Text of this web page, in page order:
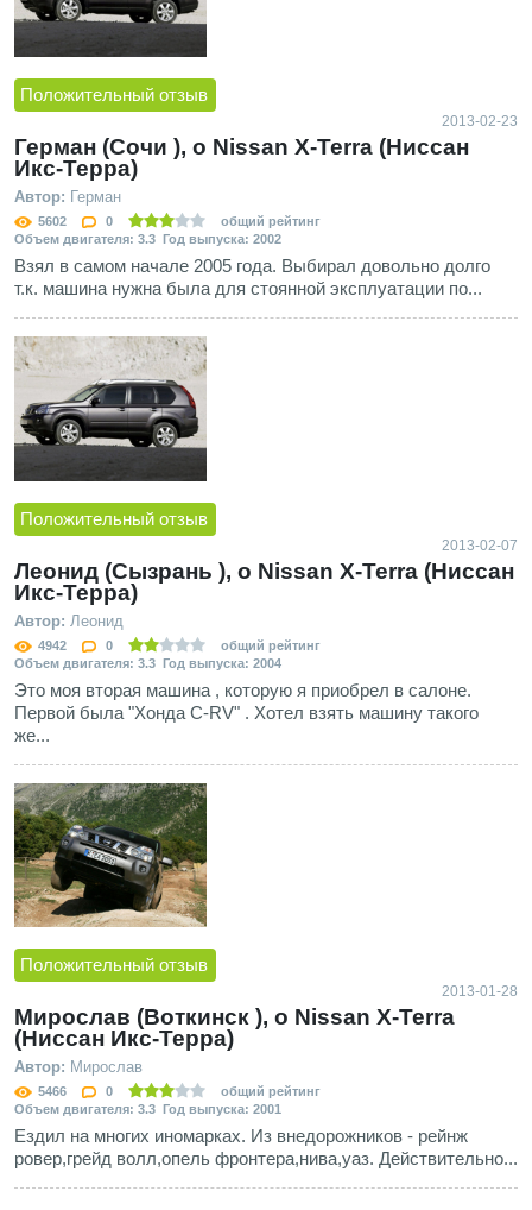
Положительный отзыв
2013-02-23
Герман (Сочи ), о Nissan X-Terra (Ниссан
Икс-Терра)
Автор: Герман
5602 0
общий рейтинг
Объем двигателя: 3.3 Год выпуска: 2002
Взял в самом начале 2005 года. Выбирал довольно долго
т.к. машина нужна была для стоянной эксплуатации по...
Положительный отзыв
2013-02-07
Леонид (Сызрань ), о Nissan X-Terra (Ниссан
Икс-Терра)
Автор: Леонид
4942 0
общий рейтинг
Объем двигателя: 3.3 Год выпуска: 2004
Это моя вторая машина , которую я приобрел в салоне.
Первой была "Хонда С-RV" . Хотел взять машину такого
же...
Положительный отзыв
2013-01-28
Мирослав (Воткинск ), о Nissan X-Terra
(Ниссан Икс-Терра)
Автор: Мирослав
5466 0
общий рейтинг
Объем двигателя: 3.3 Год выпуска: 2001
Ездил на многих иномарках. Из внедорожников - рейнж
ровер,грейд волл,опель фронтера,нива,уаз. Действительно...